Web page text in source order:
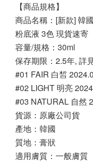
【商品規格】
商品名稱：[新款] 韓
粉底液 3色 現貨速寄
容量/規格：30ml
保存期限：2.5年, 詳
#01 FAIR 白皙
#02 LIGHT 明亮
#03 NATURAL 自然
貨源：原廠公司貨
產地：韓國
質地：膏狀
適用膚質：一般膚質